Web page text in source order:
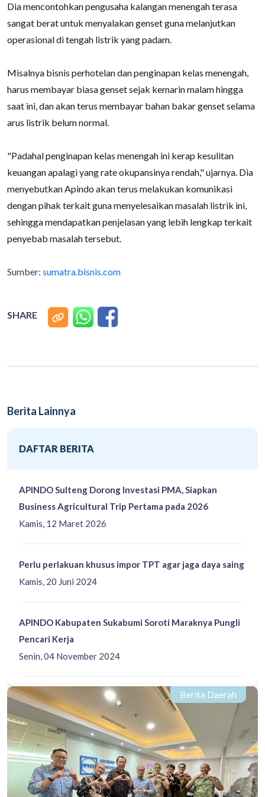
Dia mencontohkan pengusaha kalangan menengah terasa
sangat berat untuk menyalakan genset guna melanjutkan
operasional di tengah listrik yang padam.
Misalnya bisnis perhotelan dan penginapan kelas menengah,
harus membayar biasa genset sejak kemarin malam hingga
saat ini, dan akan terus membayar bahan bakar genset selama
arus listrik belum normal.
"Padahal penginapan kelas menengah ini kerap kesulitan
keuangan apalagi yang rate okupansinya rendah," ujarnya. Dia
menyebutkan Apindo akan terus melakukan komunikasi
dengan pihak terkait guna menyelesaikan masalah listrik ini,
sehingga mendapatkan penjelasan yang lebih lengkap terkait
penyebab masalah tersebut.
Sumber: sumatra.bisnis.com
SHARE
Berita Lainnya
DAFTAR BERITA
Kamis, 12 Maret 2026
APINDO Sulteng Dorong Investasi PMA, Siapkan
Business Agricultural Trip Pertama pada 2026
Kamis, 20 Juni 2024
Perlu perlakuan khusus impor TPT agar jaga daya saing
Senin, 04 November 2024
APINDO Kabupaten Sukabumi Soroti Maraknya Pungli
Pencari Kerja
Berita Daerah